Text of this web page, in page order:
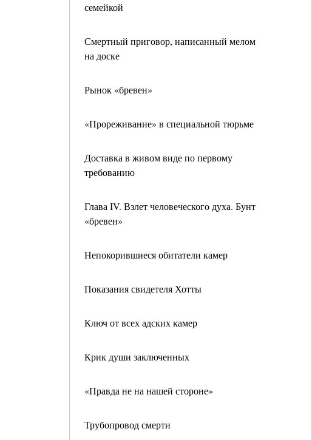
семейкой
Смертный приговор, написанный мелом
на доске
Рынок «бревен»
«Прореживание» в специальной тюрьме
Доставка в живом виде по первому
требованию
Глава IV. Взлет человеческого духа. Бунт
«бревен»
Непокорившиеся обитатели камер
Показания свидетеля Хотты
Ключ от всех адских камер
Крик души заключенных
«Правда не на нашей стороне»
Трубопровод смерти